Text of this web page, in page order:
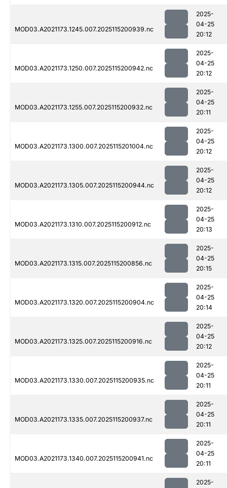
MOD03.A2021173.1245.007.2025115200939.nc
2025-
04-25
20:12
MOD03.A2021173.1250.007.2025115200942.nc
2025-
04-25
20:12
MOD03.A2021173.1255.007.2025115200932.nc
2025-
04-25
20:11
MOD03.A2021173.1300.007.2025115201004.nc
2025-
04-25
20:12
MOD03.A2021173.1305.007.2025115200944.nc
2025-
04-25
20:12
MOD03.A2021173.1310.007.2025115200912.nc
2025-
04-25
20:13
MOD03.A2021173.1315.007.2025115200856.nc
2025-
04-25
20:15
MOD03.A2021173.1320.007.2025115200904.nc
2025-
04-25
20:14
MOD03.A2021173.1325.007.2025115200916.nc
2025-
04-25
20:12
MOD03.A2021173.1330.007.2025115200935.nc
2025-
04-25
20:11
MOD03.A2021173.1335.007.2025115200937.nc
2025-
04-25
20:11
MOD03.A2021173.1340.007.2025115200941.nc
2025-
04-25
20:11
2025-